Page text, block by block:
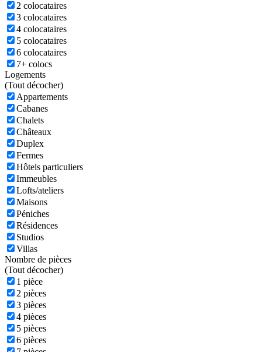
2 colocataires
3 colocataires
4 colocataires
5 colocataires
6 colocataires
7+ colocs
Logements
(Tout décocher)
Appartements
Cabanes
Chalets
Châteaux
Duplex
Fermes
Hôtels particuliers
Immeubles
Lofts/ateliers
Maisons
Péniches
Résidences
Studios
Villas
Nombre de pièces
(Tout décocher)
1 pièce
2 pièces
3 pièces
4 pièces
5 pièces
6 pièces